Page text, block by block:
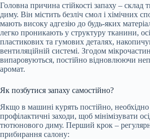
Головна причина стійкості запаху – склад
диму. Він містить безліч смол і хімічних
мають високу адгезію до будь-яких
легко проникають у структуру тканини,
пластикових та гумових деталях,
вентиляційній системі. Згодом
випаровуються, постійно відновлюючи
аромат.
Як позбутися запаху самостійно?
Якщо в машині курять постійно,
профілактичні заходи, щоб мінімізувати
тютюнового диму. Перший крок –
прибирання салону: